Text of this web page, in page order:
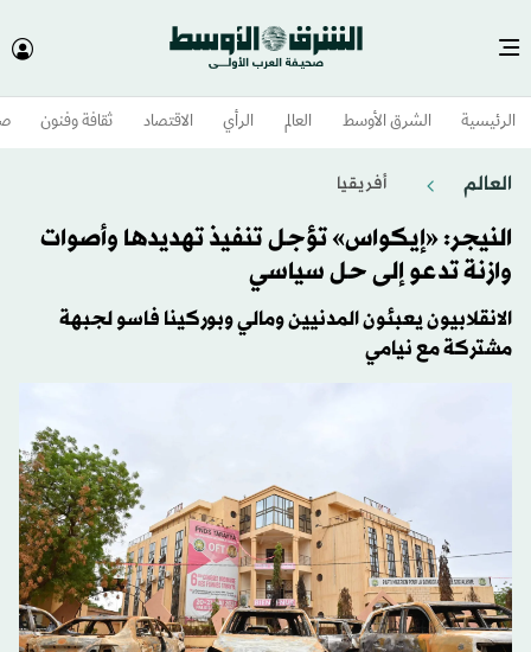
الرئيسية الشرق الأوسط​ العالم الرأي الاقتصاد ثقافة وفنون
العالم أفريقيا
النيجر: «إيكواس» تؤجل تنفيذ تهديدها وأصوات
وازنة تدعو إلى حل سياسي
الانقلابيون يعبئون المدنيين ومالي وبوركينا فاسو لجبهة
مشتركة مع نيامي